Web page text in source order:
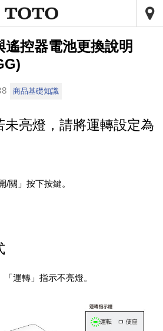
控器電池更換說明
商品基礎知識
亮燈，請將運轉設定為
/關」按下按鍵。
運轉」指示不亮燈。